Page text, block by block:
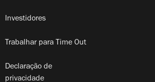
Investidores
Trabalhar para Time Out
Declaração de
privacidade